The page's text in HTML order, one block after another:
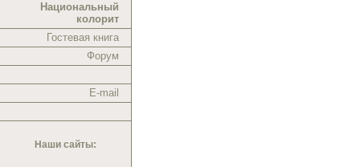
Национальный
колорит
Гостевая книга
Форум
E-mail
Наши сайты: